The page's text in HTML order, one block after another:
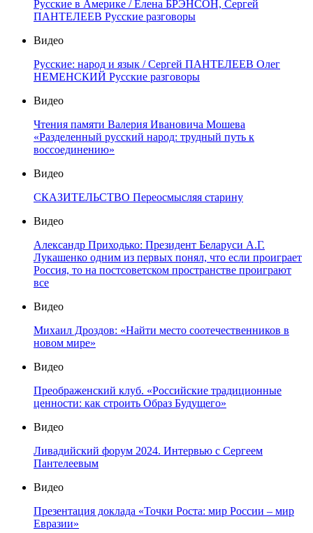
Русские в Америке / Елена БРЭНСОН, Сергей
ПАНТЕЛЕЕВ Русские разговоры
Видео
Русские: народ и язык / Сергей ПАНТЕЛЕЕВ Олег
НЕМЕНСКИЙ Русские разговоры
Видео
Чтения памяти Валерия Ивановича Мошева
«Разделенный русский народ: трудный путь к
воссоединению»
Видео
СКАЗИТЕЛЬСТВО Переосмысляя старину
Видео
Александр Приходько: Президент Беларуси А.Г.
Лукашенко одним из первых понял, что если проиграет
Россия, то на постсоветском пространстве проиграют
все
Видео
Михаил Дроздов: «Найти место соотечественников в
новом мире»
Видео
Преображенский клуб. «Российские традиционные
ценности: как строить Образ Будущего»
Видео
Ливадийский форум 2024. Интервью с Сергеем
Пантелеевым
Видео
Презентация доклада «Точки Роста: мир России – мир
Евразии»